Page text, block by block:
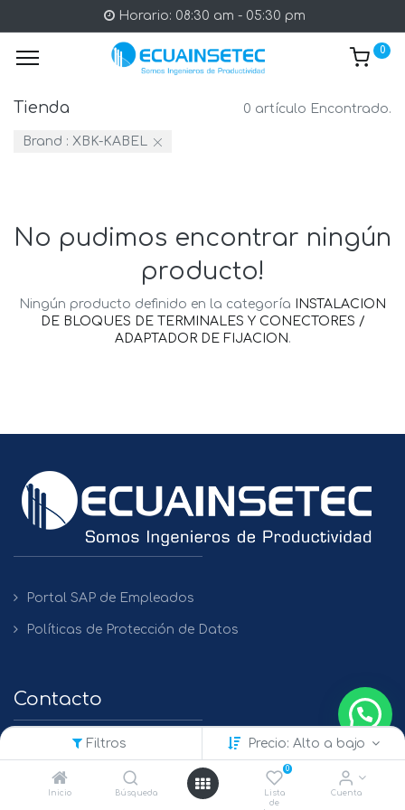
Filtros Precio: Alto a bajo
Inicio Búsqueda
0
Lista
de
Cuenta
Horario: 08:30 am - 05:30 pm
0
Tienda 0 artículo Encontrado.
Brand : XBK-KABEL
No pudimos encontrar ningún
producto!
Ningún producto definido en la categoría INSTALACION
DE BLOQUES DE TERMINALES Y CONECTORES /
ADAPTADOR DE FIJACION.
Portal SAP de Empleados
Políticas de Protección de Datos
Contacto
QUITO
+(593) 2 450475 / 2269 148 / 2261 979